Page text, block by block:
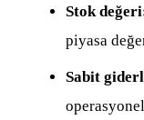
Stok
piyasa
Sabit